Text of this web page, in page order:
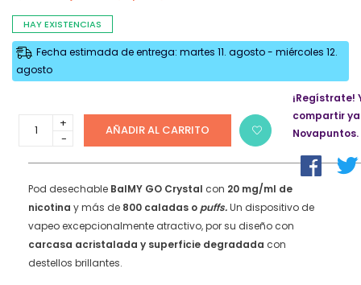
precio
original
era:
7,50 €.
precio
actual
es:
5,90 €.
HAY EXISTENCIAS
Fecha estimada de entrega: martes 11. agosto - miércoles 12.
agosto
desechable
Crystal
800
20mg/ml
nicotina
AÑADIR AL CARRITO
Pod desechable BalMY GO Crystal con 20 mg/ml de
nicotina y más de 800 caladas o puffs.Un dispositivo de
vapeo excepcionalmente atractivo, por su diseño con
carcasa acristalada y superficie degradada con
destellos brillantes.
¡Regístrate!
compartir
Novapuntos.